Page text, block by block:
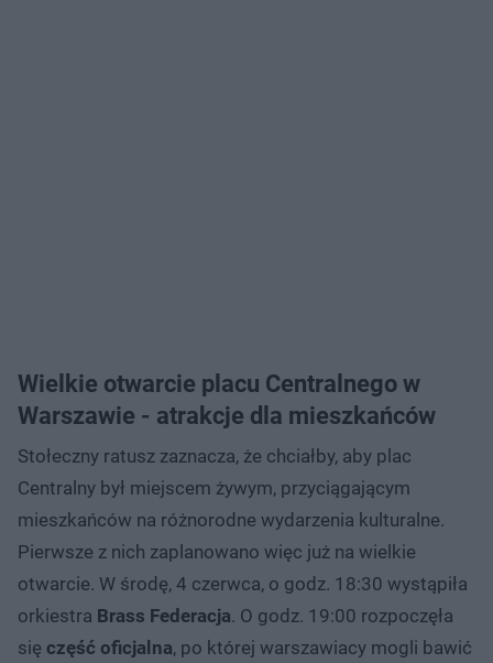
Wielkie otwarcie placu Centralnego w
Warszawie - atrakcje dla mieszkańców
Stołeczny ratusz zaznacza, że chciałby, aby plac
Centralny był miejscem żywym, przyciągającym
mieszkańców na różnorodne wydarzenia kulturalne.
Pierwsze z nich zaplanowano więc już na wielkie
otwarcie. W środę, 4 czerwca, o godz. 18:30 wystąpiła
orkiestra Brass Federacja. O godz. 19:00 rozpoczęła
się część oficjalna, po której warszawiacy mogli bawić